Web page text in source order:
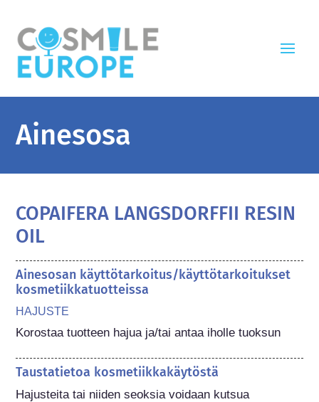
Ainesosa
COPAIFERA LANGSDORFFII RESIN
OIL
Ainesosan käyttötarkoitus/käyttötarkoitukset
kosmetiikkatuotteissa
HAJUSTE
Korostaa tuotteen hajua ja/tai antaa iholle tuoksun
Taustatietoa kosmetiikkakäytöstä
Hajusteita tai niiden seoksia voidaan kutsua